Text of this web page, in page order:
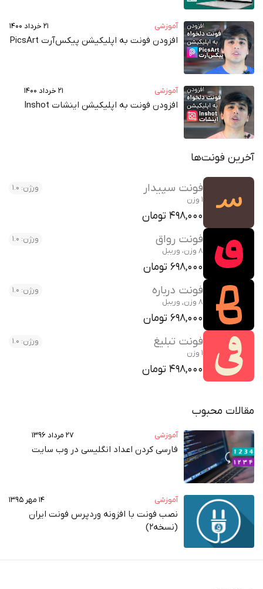
آموزشی ۲۱ خرداد ۱۴۰۰
افزودن فونت به اپلیکیشن پیکس‌آرت PicsArt
آموزشی ۲۱ خرداد ۱۴۰۰
افزودن فونت به اپلیکیشن اینشات Inshot
آخرین فونت‌ها
فونت سپیدار
ورژن: 1.0
1 وزن
498,000 تومان
فونت رواق
ورژن: 1.0
8 وزن، وریبل
698,000 تومان
فونت درباره
ورژن: 1.0
8 وزن, وریبل
698,000 تومان
فونت تبلیغ
ورژن: 1.0
1 وزن
498,000 تومان
مقالات محبوب
آموزشی ۲۷ مرداد ۱۳۹۶
فارسی کردن اعداد انگلیسی در وب‌ سایت
آموزشی ۱۴ مهر ۱۳۹۵
نصب فونت با افزونه وردپرس فونت ایران
(نسخه2)